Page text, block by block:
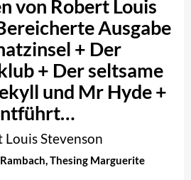
von Robert Louis
Ausgabe
+ Der
+ Der seltsame
und Mr Hyde +
Louis Stevenson
,Thesing Marguerite